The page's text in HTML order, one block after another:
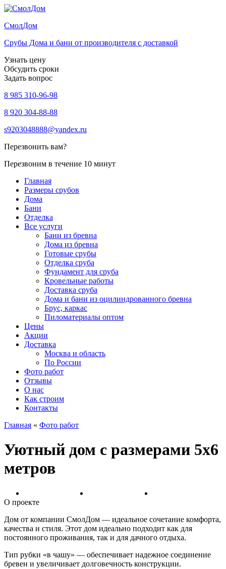
СмолДом
Срубы Дома и бани от производителя с доставкой
Узнать цену
Обсудить сроки
Задать вопрос
8 985 310-96-98
8 920 304-88-88
s9203048888@yandex.ru
Перезвонить вам?
Перезвоним в течение 10 минут
Главная
Размеры срубов
Дома
Бани
Отделка
Все услуги
Бани из бревна
Дома из бревна
Готовые срубы
Отделка сруба
Фундамент для сруба
Кровельные работы
Доставка сруба
Дома и бани из оцилиндрованного бревна
Брус, каркас
Пиломатериалы оптом
Цены
Акции
Доставка
Москва и область
По России
Фото работ
Отзывы
О нас
Как строим
Контакты
Главная « Фото работ
Уютный дом с размерами 5х6
метров
О проекте
Дом от компании СмолДом — идеальное сочетание комфорта,
качества и стиля. Этот дом идеально подходит как для
постоянного проживания, так и для дачного отдыха.
Тип рубки «в чашу» — обеспечивает надежное соединение
бревен и увеличивает долговечность конструкции.